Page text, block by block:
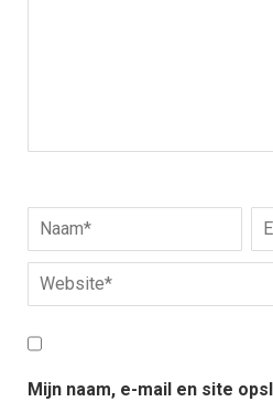
Mijn naam, e-mail en site